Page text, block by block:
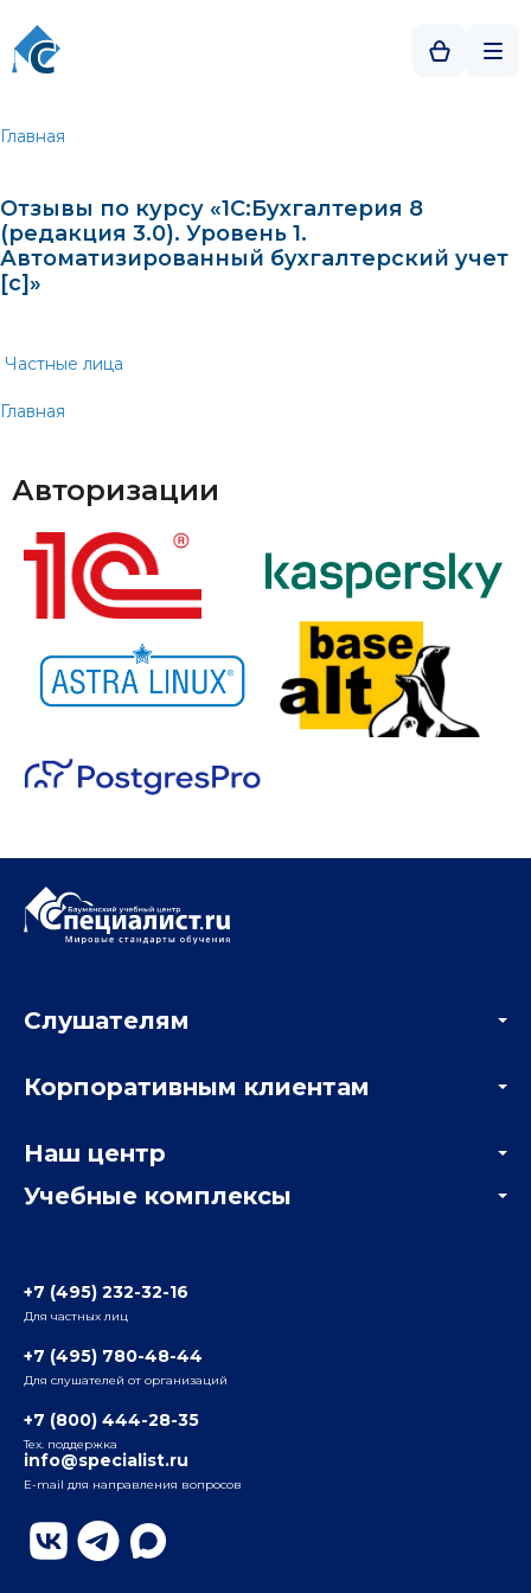
Главная
Отзывы по курсу «1C:Бухгалтерия 8
(редакция 3.0). Уровень 1.
Автоматизированный бухгалтерский учет
[c]»
Частные лица
Главная
Авторизации
Учебные комплексы
Радио
ул. Радио, д.24, корпус 1, 2-й подъезд, 2-й этаж
ул. Воронцовская, д. 35Б, корп.2, 5-й этаж
Бауманский
ул. Бауманская, д. 6, стр. 2, бизнес-центр «Виктория
Плаза», 4-й этаж
Слушателям
Мастер-классы и вебинары
Корпоративным клиентам
Отзывы компаний
Наш центр
Информация о центре
+7 (495) 232-32-16
Для частных лиц
+7 (495) 780-48-44
Для слушателей от организаций
+7 (800) 444-28-35
Тех. поддержка
info@specialist.ru
E-mail для направления вопросов